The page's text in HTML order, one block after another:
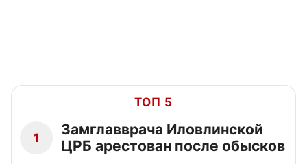
ТОП 5
1
Замглавврача Иловлинской
ЦРБ арестован после обысков